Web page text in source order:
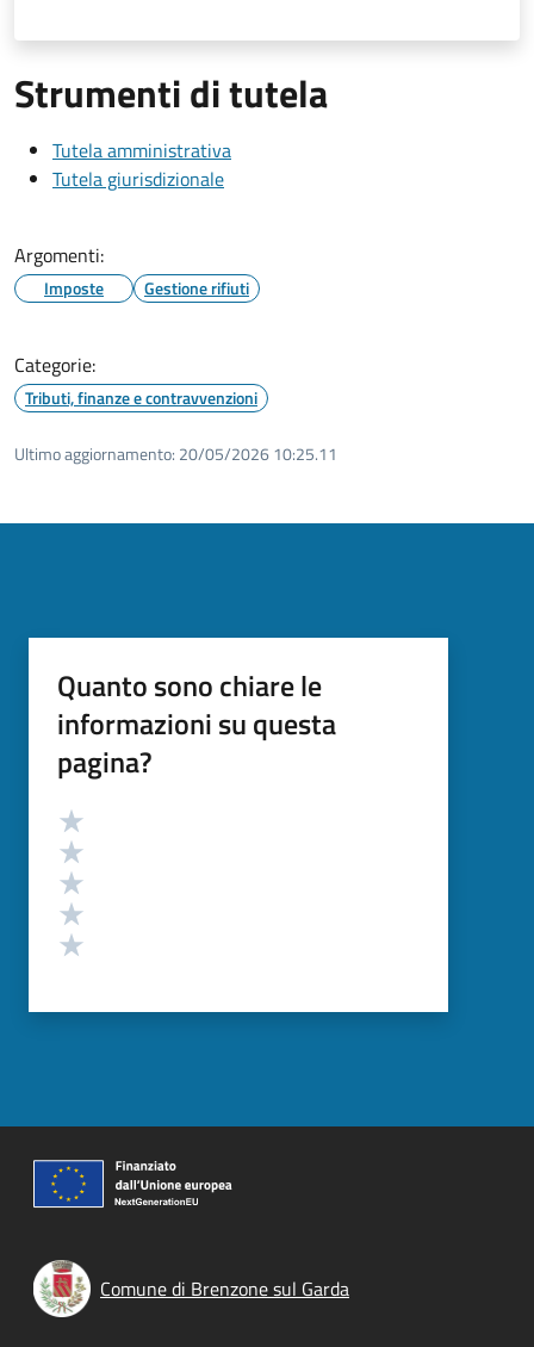
Strumenti di tutela
Tutela amministrativa
Tutela giurisdizionale
Argomenti:
Imposte Gestione rifiuti
Categorie:
Tributi, finanze e contravvenzioni
Ultimo aggiornamento: 20/05/2026 10:25.11
Quanto sono chiare le
informazioni su questa
pagina?
Valutazione
Comune di Brenzone sul Garda